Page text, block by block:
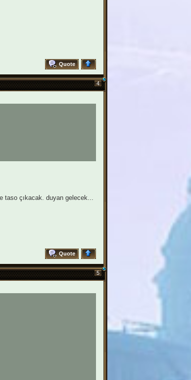
Quote
4
taso çıkacak. duyan gelecek...
Quote
5